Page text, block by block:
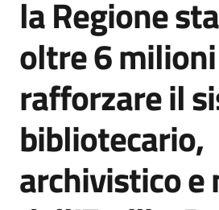
Seguici
su
la Regione
oltre 6
rafforzare il
bibliotecario,
archivistico e